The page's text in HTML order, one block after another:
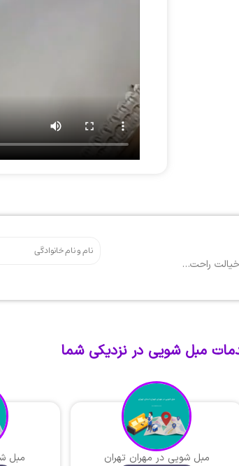
راحت…
مبل شویی در نزدیکی شما
مبل شویی در مهران تهران مبل